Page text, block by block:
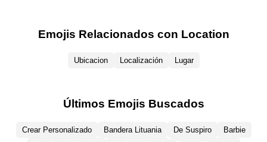
Emojis Relacionados con Location
Ubicacion Localización Lugar
Últimos Emojis Buscados
Crear Personalizado Bandera Lituania De Suspiro
Barbie